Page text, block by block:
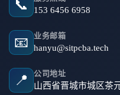
📞 153 6456 6958
📧 业务邮箱
hanyu@sitpcba.tech
📍 公司地址
山西省晋城市城区茶